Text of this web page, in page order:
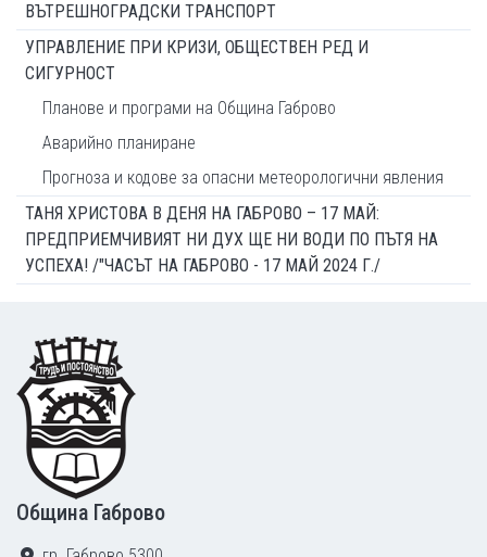
ВЪТРЕШНОГРАДСКИ ТРАНСПОРТ
УПРАВЛЕНИЕ ПРИ КРИЗИ, ОБЩЕСТВЕН РЕД И
СИГУРНОСТ
Планове и програми на Община Габрово
Аварийно планиране
Прогноза и кодове за опасни метеорологични явления
ТАНЯ ХРИСТОВА В ДЕНЯ НА ГАБРОВО – 17 МАЙ:
ПРЕДПРИЕМЧИВИЯТ НИ ДУХ ЩЕ НИ ВОДИ ПО ПЪТЯ НА
УСПЕХА! /"ЧАСЪТ НА ГАБРОВО - 17 МАЙ 2024 Г./
Footer
Община Габрово